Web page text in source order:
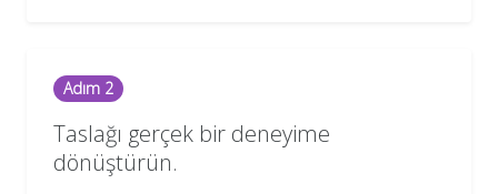
Adım 2
Taslağı gerçek bir deneyime
dönüştürün.